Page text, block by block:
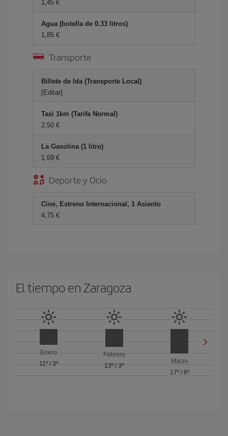
1,45 €
Agua (botella de 0.33 litros)
1,85 €
Transporte
Billete de Ida (Transporte Local)
[Editar]
Taxi 1km (Tarifa Normal)
2,50 €
La Gasolina (1 litro)
1,69 €
Deporte y Ocio
Cine, Estreno Internacional, 1 Asiento
4,75 €
El tiempo en Zaragoza
Enero
11º/ 3º
Febrero
13º/ 3º
Marzo
17º/ 6º